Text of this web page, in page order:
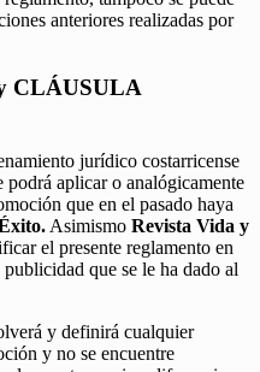
anteriores realizadas por
CLÁUSULA
jurídico costarricense
podrá aplicar o analógicamente
que en el pasado haya
Asimismo Revista Vida y
el presente reglamento en
que se le ha dado al
y definirá cualquier
y no se encuentre